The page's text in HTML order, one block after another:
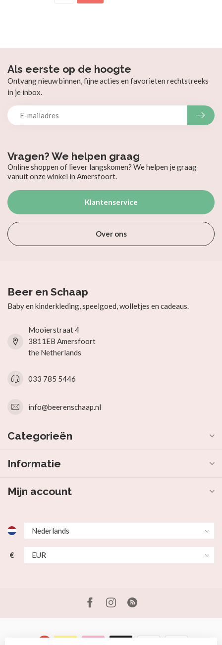
Vragen? We helpen graag
Online shoppen of liever langskomen? We helpen je graag
vanuit onze winkel in Amersfoort.
Klantenservice
Over ons
Als eerste op de hoogte
Ontvang nieuw binnen, fijne acties en favorieten rechtstreeks
in je inbox.
Beer en Schaap
Baby en kinderkleding, speelgoed, wolletjes en cadeaus.
Mooierstraat 4
3811EB Amersfoort
the Netherlands
033 785 5446
info@beerenschaap.nl
Categorieën
Informatie
Mijn account
€